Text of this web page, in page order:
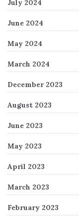
July 2024
June 2024
May 2024
March 2024
December 2023
August 2023
June 2023
May 2023
April 2023
March 2023
February 2023